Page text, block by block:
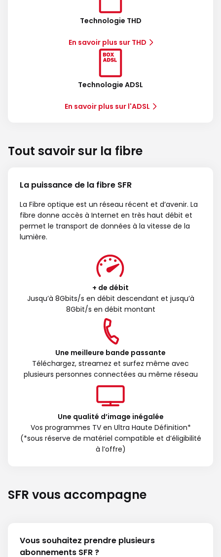
Technologie THD
En savoir plus sur THD
Technologie ADSL
En savoir plus sur l'ADSL
Tout savoir sur la fibre
La puissance de la fibre SFR
La Fibre optique est un réseau récent et d’avenir. La
fibre donne accès à Internet en très haut débit et
permet le transport de données à la vitesse de la
lumière.
+ de débit
Jusqu’à 8Gbits/s en débit descendant et jusqu’à
8Gbit/s en débit montant
Une meilleure bande passante
Téléchargez, streamez et surfez même avec
plusieurs personnes connectées au même réseau
Une qualité d’image inégalée
Vos programmes TV en Ultra Haute Définition*
(*sous réserve de matériel compatible et d’éligibilité
à l’offre)
SFR vous accompagne
Vous souhaitez prendre plusieurs
abonnements SFR ?